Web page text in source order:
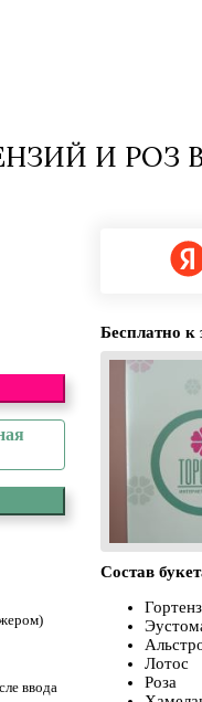
И РОЗ
ввода
Бесплатно к
Состав
Лотос
Роза